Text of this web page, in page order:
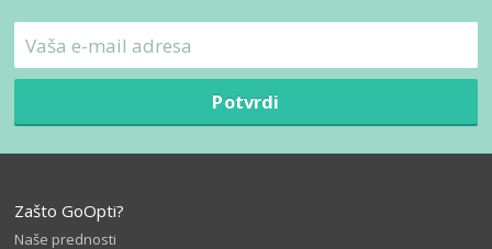
Potvrdi
Zašto GoOpti?
Naše prednosti